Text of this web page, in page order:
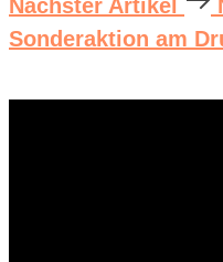
Nächster Artikel
Sonderaktion am